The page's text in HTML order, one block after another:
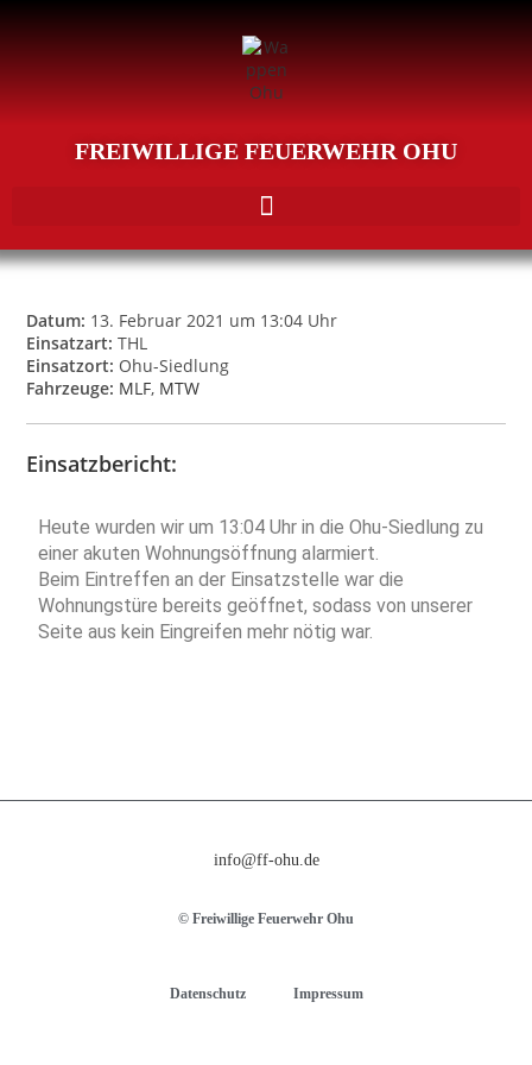
FREIWILLIGE FEUERWEHR OHU
Datum: 13. Februar 2021 um 13:04 Uhr
Einsatzart: THL
Einsatzort: Ohu-Siedlung
Fahrzeuge: MLF, MTW
Einsatzbericht:
Heute wurden wir um 13:04 Uhr in die Ohu-Siedlung zu
einer akuten Wohnungsöffnung alarmiert.
Beim Eintreffen an der Einsatzstelle war die
Wohnungstüre bereits geöffnet, sodass von unserer
Seite aus kein Eingreifen mehr nötig war.
info@ff-ohu.de
© Freiwillige Feuerwehr Ohu
Datenschutz Impressum